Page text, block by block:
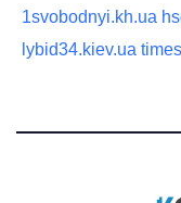
1svobodnyi.kh.ua
lybid34.kiev.ua